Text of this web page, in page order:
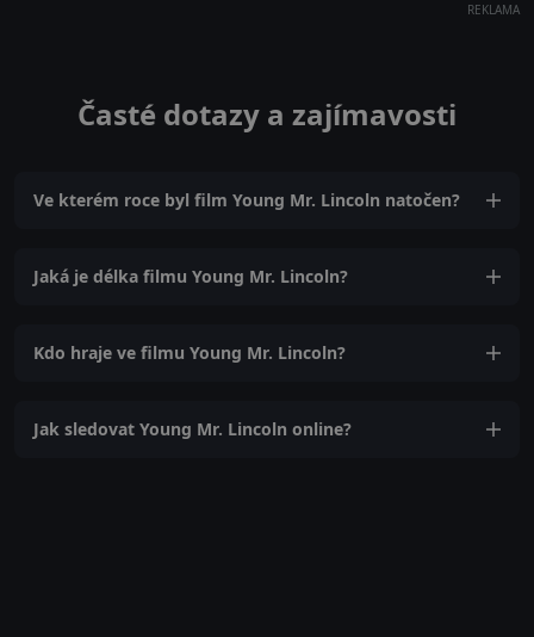
REKLAMA
Časté dotazy a zajímavosti
Ve kterém roce byl film Young Mr. Lincoln natočen?
Jaká je délka filmu Young Mr. Lincoln?
Kdo hraje ve filmu Young Mr. Lincoln?
Jak sledovat Young Mr. Lincoln online?